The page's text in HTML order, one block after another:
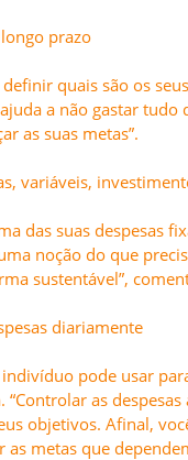
prazo
quais são os
a não gastar tudo
as suas metas”.
variáveis,
das suas despesas
noção do que
sustentável”,
diariamente
pode usar
as
objetivos. Afinal,
metas que